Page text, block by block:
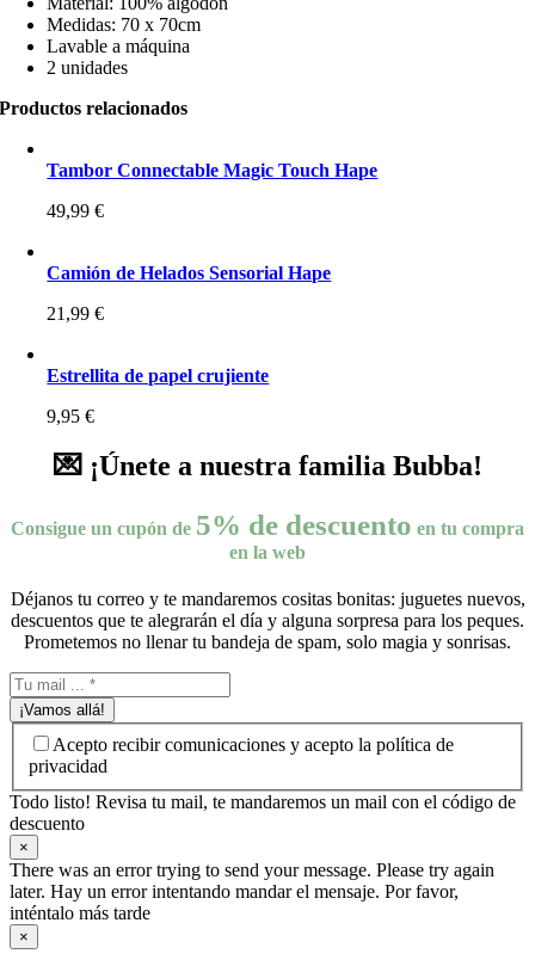
Medidas: 70 x 70cm
Lavable a máquina
2 unidades
Productos relacionados
Tambor Connectable Magic Touch Hape
49,99€
Camión de Helados Sensorial Hape
21,99€
Estrellita de papel crujiente
9,95€
💌 ¡Únete a nuestra familia Bubba!
Consigue un cupón de 5% de descuento en tu compra
en la web
Déjanos tu correo y te mandaremos cositas bonitas: juguetes nuevos,
descuentos que te alegrarán el día y alguna sorpresa para los peques.
Prometemos no llenar tu bandeja de spam, solo magia y sonrisas.
¡Vamos allá!
Acepto recibir comunicaciones y acepto la política de
privacidad
Todo listo! Revisa tu mail, te mandaremos un mail con el código de
descuento
×
There was an error trying to send your message. Please try again
later. Hay un error intentando mandar el mensaje. Por favor,
inténtalo más tarde
×